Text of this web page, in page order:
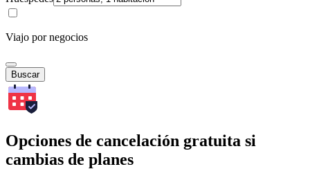
Viajo por negocios
Buscar
Opciones de cancelación gratuita si
cambias de planes